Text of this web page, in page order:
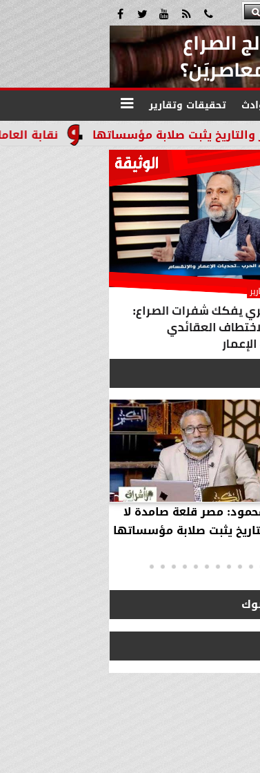
تحقيقات وتقارير
نقابة العاملين مؤسساتها
مصر قلعة صامدة لا
يثبت صلابة مؤسساتها